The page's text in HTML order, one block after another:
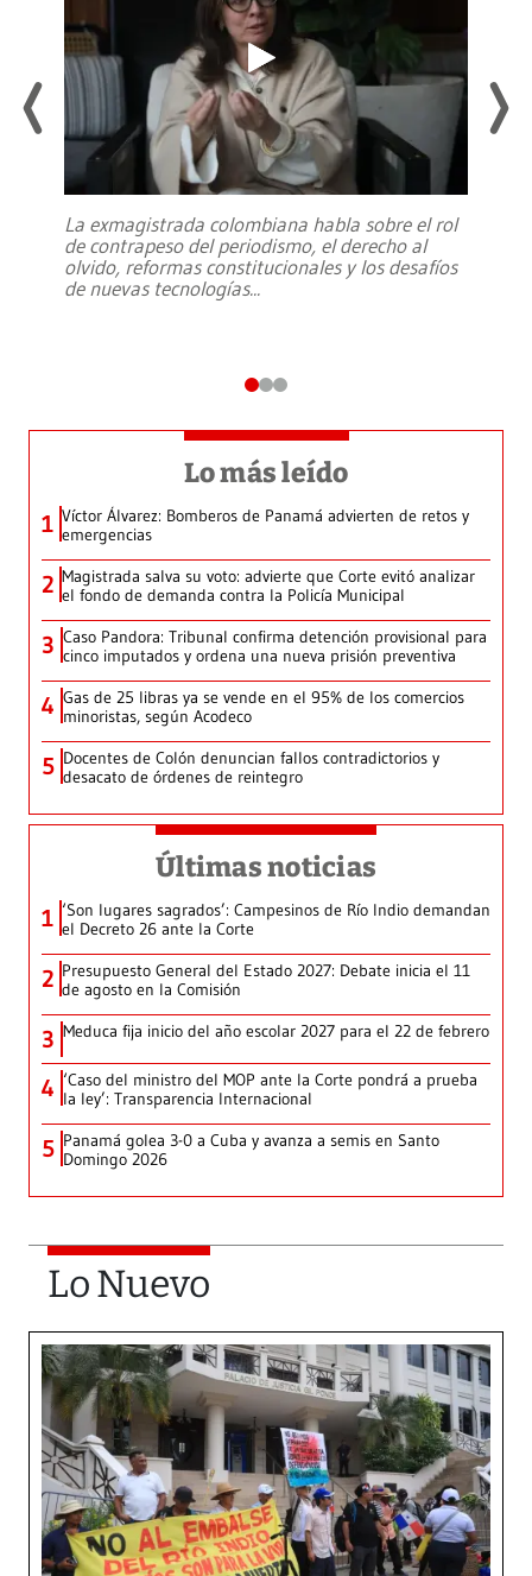
La exmagistrada colombiana habla sobre el rol
de contrapeso del periodismo, el derecho al
olvido, reformas constitucionales y los desafíos
de nuevas tecnologías...
Lo más leído
1 Víctor Álvarez: Bomberos de Panamá advierten de retos y
emergencias
2 Magistrada salva su voto: advierte que Corte evitó analizar
el fondo de demanda contra la Policía Municipal
3 Caso Pandora: Tribunal confirma detención provisional para
cinco imputados y ordena una nueva prisión preventiva
4 Gas de 25 libras ya se vende en el 95% de los comercios
minoristas, según Acodeco
5 Docentes de Colón denuncian fallos contradictorios y
desacato de órdenes de reintegro
Últimas noticias
1 ‘Son lugares sagrados’: Campesinos de Río Indio demandan
el Decreto 26 ante la Corte
2 Presupuesto General del Estado 2027: Debate inicia el 11
de agosto en la Comisión
3 Meduca fija inicio del año escolar 2027 para el 22 de febrero
4 ‘Caso del ministro del MOP ante la Corte pondrá a prueba
la ley’: Transparencia Internacional
5 Panamá golea 3-0 a Cuba y avanza a semis en Santo
Domingo 2026
Lo Nuevo